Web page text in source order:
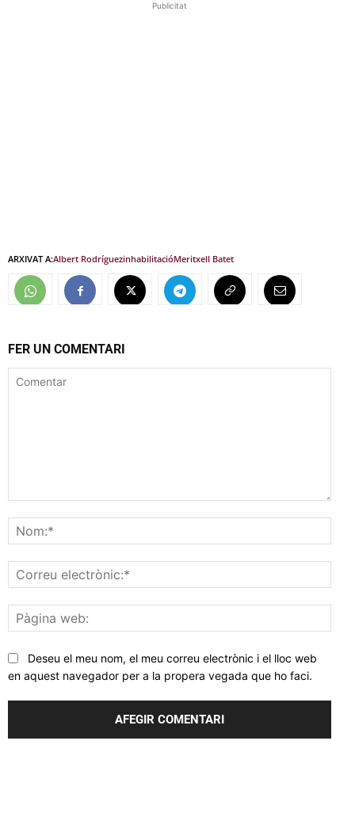
Publicitat
ARXIVAT A:Albert RodríguezinhabilitacióMeritxell Batet
FER UN COMENTARI
web:
Deseu el meu nom, el meu correu electrònic i el lloc web
en aquest navegador per a la propera vegada que ho faci.